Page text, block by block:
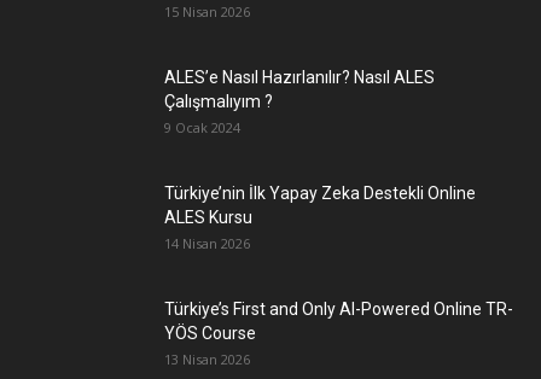
15 Nisan 2026
ALES’e Nasıl Hazırlanılır? Nasıl ALES
Çalışmalıyım ?
9 Ocak 2024
Türkiye’nin İlk Yapay Zeka Destekli Online
ALES Kursu
14 Nisan 2026
Türkiye’s First and Only AI-Powered Online TR-
YÖS Course
13 Nisan 2026